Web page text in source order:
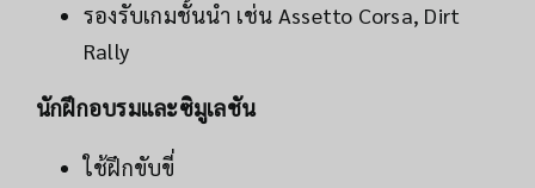
รองรับเกมชั้นนำ เช่น Assetto Corsa, Dirt
Rally
นักฝึกอบรมและซิมูเลชัน
ใช้ฝึกขับขี่